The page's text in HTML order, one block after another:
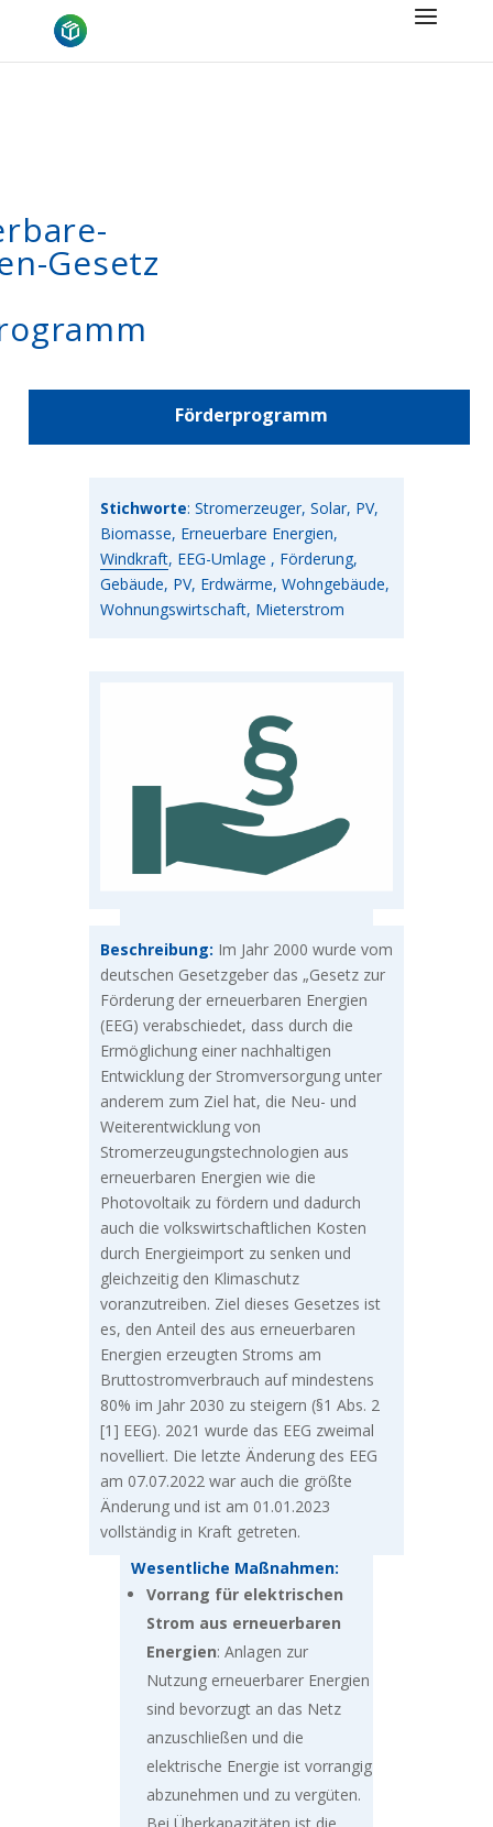
Gesetz
Förderprogramm
Stichworte: Stromerzeuger, Solar, PV,
Biomasse, Erneuerbare Energien,
Windkraft, EEG-Umlage , Förderung,
Gebäude, PV, Erdwärme, Wohngebäude,
Wohnungswirtschaft, Mieterstrom
Beschreibung: Im Jahr 2000 wurde vom
deutschen Gesetzgeber das „Gesetz zur
Förderung der erneuerbaren Energien
(EEG) verabschiedet, dass durch die
Ermöglichung einer nachhaltigen
Entwicklung der Stromversorgung unter
anderem zum Ziel hat, die Neu- und
Weiterentwicklung von
Stromerzeugungstechnologien aus
erneuerbaren Energien wie die
Photovoltaik zu fördern und dadurch
auch die volkswirtschaftlichen Kosten
durch Energieimport zu senken und
gleichzeitig den Klimaschutz
voranzutreiben. Ziel dieses Gesetzes ist
es, den Anteil des aus erneuerbaren
Energien erzeugten Stroms am
Bruttostromverbrauch auf mindestens
80% im Jahr 2030 zu steigern (§1 Abs. 2
[1] EEG). 2021 wurde das EEG zweimal
novelliert. Die letzte Änderung des EEG
am 07.07.2022 war auch die größte
Änderung und ist am 01.01.2023
vollständig in Kraft getreten.
Wesentliche Maßnahmen:
Vorrang für elektrischen
Strom aus erneuerbaren
Energien: Anlagen zur
Nutzung erneuerbarer Energien
sind bevorzugt an das Netz
anzuschließen und die
elektrische Energie ist vorrangig
abzunehmen und zu vergüten.